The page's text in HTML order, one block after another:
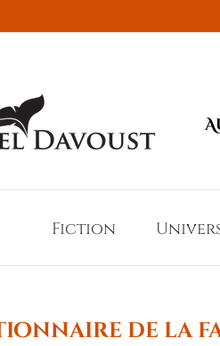
Bluesky
Fiction
de la